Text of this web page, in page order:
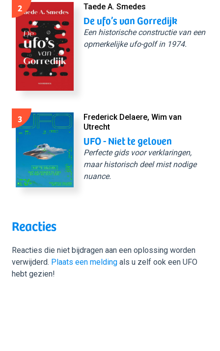
2 Taede A. Smedes
De ufo’s van Gorredijk
Een historische constructie van een
opmerkelijke ufo-golf in 1974.
3
Frederick Delaere, Wim van
Utrecht
UFO - Niet te geloven
Perfecte gids voor verklaringen,
maar historisch deel mist nodige
nuance.
Reacties
Reacties die niet bijdragen aan een oplossing worden
verwijderd. Plaats een melding als u zelf ook een UFO
hebt gezien!